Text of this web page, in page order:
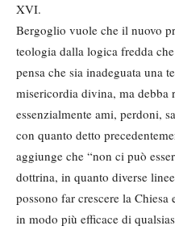
XVI.
Bergoglio vuole che il nuovo
teologia dalla logica fredda
pensa che sia inadeguata una
misericordia divina, ma debba
essenzialmente ami, perdoni,
con quanto detto
aggiunge che “non ci può
dottrina, in quanto diverse
possono far crescere la
in modo più efficace di